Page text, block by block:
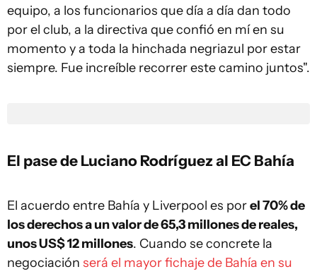
equipo, a los funcionarios que día a día dan todo
por el club, a la directiva que confió en mí en su
momento y a toda la hinchada negriazul por estar
siempre. Fue increíble recorrer este camino juntos".
El pase de Luciano Rodríguez al EC Bahía
El acuerdo entre Bahía y Liverpool es porel 70% de
los derechos a un valor de 65,3 millones de reales,
unos US$ 12 millones. Cuando se concrete la
negociación será el mayor fichaje de Bahía en su